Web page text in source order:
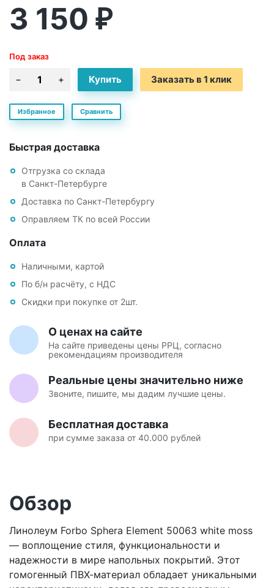
3 150 ₽
Под заказ
Заказать в 1 клик
Избранное Сравнить
Быстрая доставка
Отгрузка со склада
в Санкт-Петербурге
Доставка по Санкт-Петербургу
Оправляем ТК по всей России
Оплата
Наличными, картой
По б/н расчёту, с НДС
Скидки при покупке от 2шт.
О ценах на сайте
На сайте приведены цены РРЦ, согласно
рекомендациям производителя
Реальные цены значительно ниже
Звоните, пишите, мы дадим лучшие цены.
Бесплатная доставка
при сумме заказа от 40.000 рублей
Обзор
Линолеум Forbo Sphera Element 50063 white moss
— воплощение стиля, функциональности и
надежности в мире напольных покрытий. Этот
гомогенный ПВХ-материал обладает уникальными